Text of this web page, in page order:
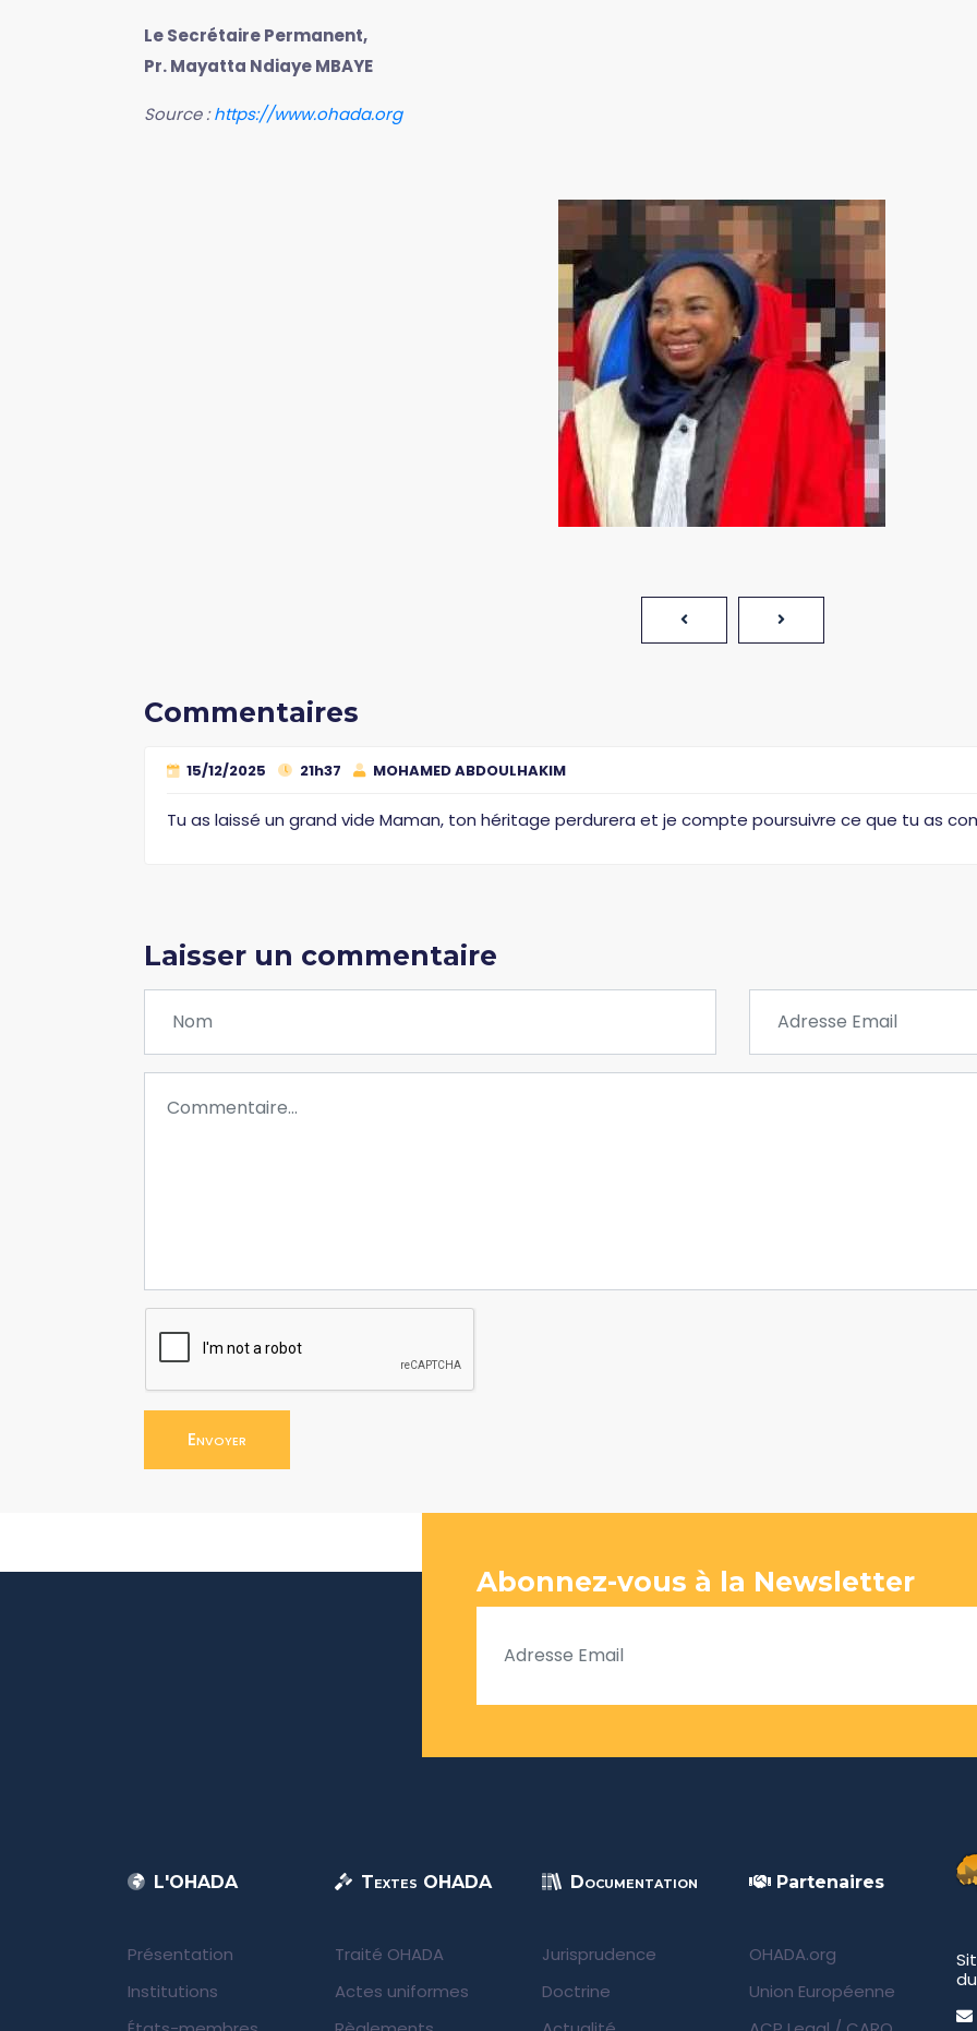
Le Secrétaire Permanent,
Pr. Mayatta Ndiaye MBAYE
Source :https://www.ohada.org
Commentaires
15/12/2025 21h37 MOHAMED ABDOULHAKIM
Tu as laissé un grand vide Maman, ton héritage perdurera et je compte poursuivre ce que tu as
Laisser un commentaire
Envoyer
Abonnez-vous à la Newsletter
L'OHADA
Présentation
Institutions
Textes OHADA
Traité OHADA
Actes uniformes
Documentation
Jurisprudence
Doctrine
Partenaires
OHADA.org
Union Européenne